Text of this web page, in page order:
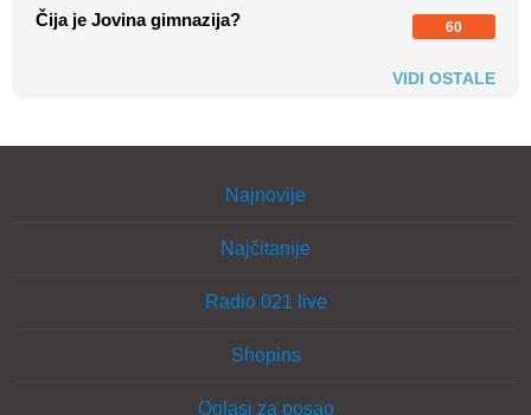
Čija je Jovina gimnazija? 60
VIDI OSTALE
Najnovije
Najčitanije
Radio 021 live
Shopins
Oglasi za posao